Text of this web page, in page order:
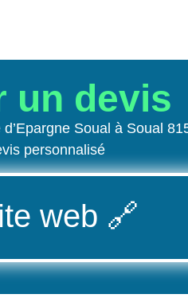
un devis
Soual à Soual
personnalisé
web 🔗